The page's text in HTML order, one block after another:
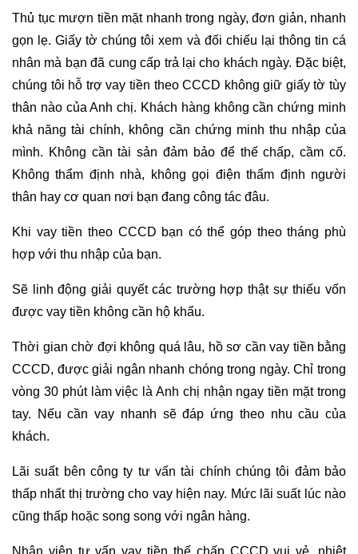
Thủ tục mượn tiền mặt nhanh trong ngày, đơn giản, nhanh
gọn lẹ. Giấy tờ chúng tôi xem và đối chiếu lại thông tin cá
nhân mà bạn đã cung cấp trả lại cho khách ngày. Đặc biệt,
chúng tôi hỗ trợ vay tiền theo CCCD không giữ giấy tờ tùy
thân nào của Anh chị. Khách hàng không cần chứng minh
khả năng tài chính, không cần chứng minh thu nhập của
mình. Không cần tài sản đảm bảo để thế chấp, cầm cố.
Không thẩm định nhà, không gọi điện thẩm định người
thân hay cơ quan nơi bạn đang công tác đâu.
Khi vay tiền theo CCCD bạn có thể góp theo tháng phù
hợp với thu nhập của bạn.
Sẽ linh động giải quyết các trường hợp thật sự thiếu vốn
được vay tiền không cần hộ khẩu.
Thời gian chờ đợi không quá lâu, hồ sơ cần vay tiền bằng
CCCD, được giải ngân nhanh chóng trong ngày. Chỉ trong
vòng 30 phút làm việc là Anh chị nhận ngay tiền mặt trong
tay. Nếu cần vay nhanh sẽ đáp ứng theo nhu cầu của
khách.
Lãi suất bên công ty tư vấn tài chính chúng tôi đảm bảo
thấp nhất thị trường cho vay hiện nay. Mức lãi suất lúc nào
cũng thấp hoặc song song với ngân hàng.
Nhân viên tư vấn vay tiền thế chấp CCCD vui vẻ, nhiệt